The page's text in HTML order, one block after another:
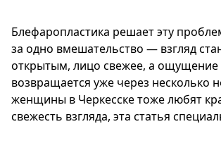
Блефаропластика решает эту
за одно вмешательство — взгляд
открытым, лицо свежее, а ощущение
возвращается уже через несколько
женщины в Черкесске тоже любят
свежесть взгляда, эта статья